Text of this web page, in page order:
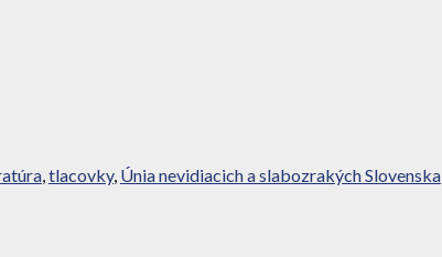
,tlacovky, Únia nevidiacich a slabozrakých Slovenska